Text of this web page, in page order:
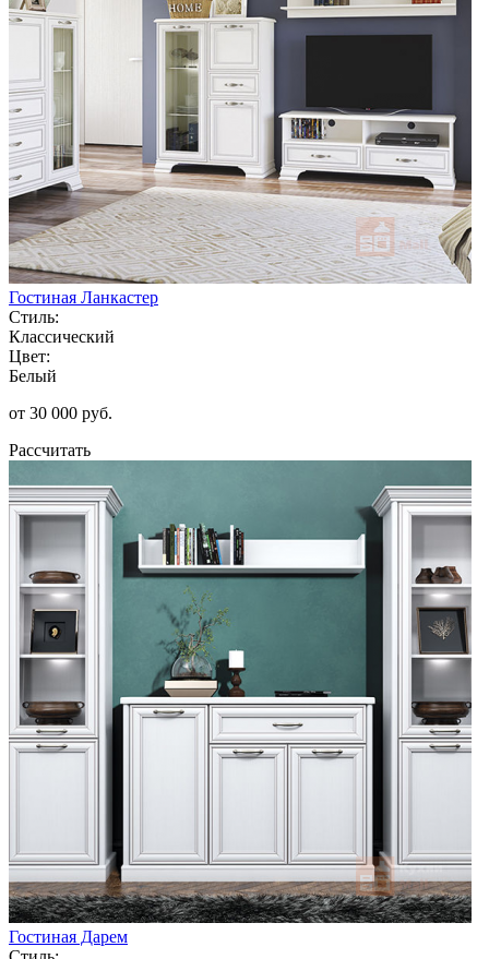
Гостиная Ланкастер
Стиль:
Классический
Цвет:
Белый
от 30 000 руб.
Рассчитать
Гостиная Дарем